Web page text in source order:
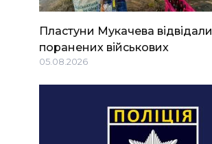
Пластуни Мукачева відвідали
поранених військових
05.08.2026